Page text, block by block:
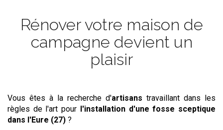
Rénover votre maison de
campagne devient un
plaisir
Vous êtes à la recherche d'artisans travaillant dans les
règles de l'art pour l'installation d'une fosse sceptique
dans l'Eure (27) ?